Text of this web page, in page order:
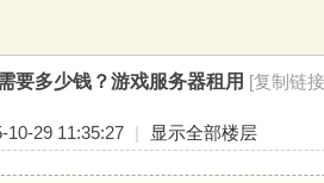
索
要多少钱？游戏服务器租用 [复制链
10-29 11:35:27 | 显示全部楼层